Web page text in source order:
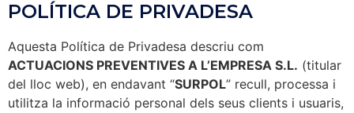
POLÍTICA DE PRIVADESA
Aquesta Política de Privadesa descriu com
ACTUACIONS PREVENTIVES A L’EMPRESA S.L. (titular
del lloc web), en endavant “SURPOL” recull, processa i
utilitza la informació personal dels seus clients i usuaris,